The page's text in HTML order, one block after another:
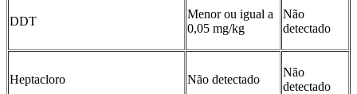
DDT
Menor ou igual a
0,05 mg/kg
Não
detectado
Heptacloro Não detectado
Não
detectado